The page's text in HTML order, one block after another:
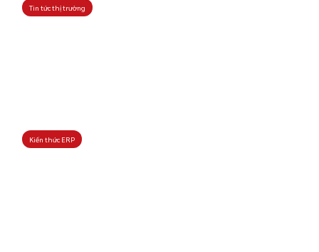
Tin tức thị trường
Kiến thức ERP